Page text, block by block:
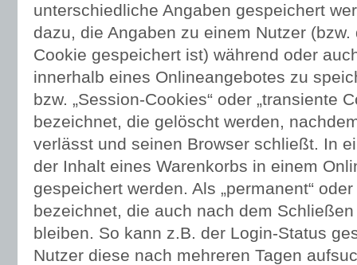
unterschiedliche Angaben gespeichert
dazu, die Angaben zu einem Nutzer
Cookie gespeichert ist) während oder
innerhalb eines Onlineangebotes zu
bzw. „Session-Cookies“ oder „transiente
bezeichnet, die gelöscht werden,
verlässt und seinen Browser schließt. In
der Inhalt eines Warenkorbs in einem
gespeichert werden. Als „permanent“
bezeichnet, die auch nach dem
bleiben. So kann z.B. der Login-Status
Nutzer diese nach mehreren Tagen